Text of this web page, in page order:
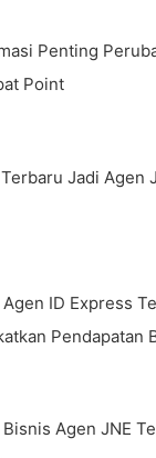
Penting
Point
Jadi Agen
Agen ID Express
Pendapatan
Bisnis Agen JNE